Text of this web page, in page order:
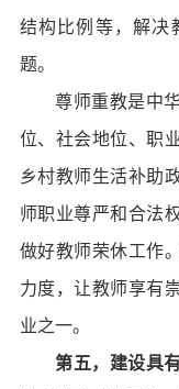
结构比例等，解决
题。
尊师重教是中华
位、社会地位、职
乡村教师生活补助
师职业尊严和合法
做好教师荣休工作
力度，让教师享有
业之一。
第五，建设具